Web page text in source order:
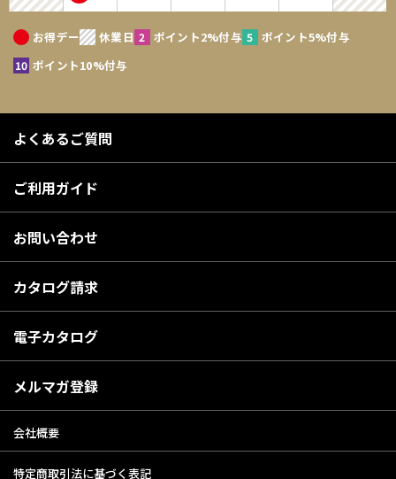
お得デー 休業日 ポイント2%付与
ポイント5%付与
ポイント10%付与
よくあるご質問
ご利用ガイド
お問い合わせ
カタログ請求
電子カタログ
メルマガ登録
会社概要
特定商取引法に基づく表記